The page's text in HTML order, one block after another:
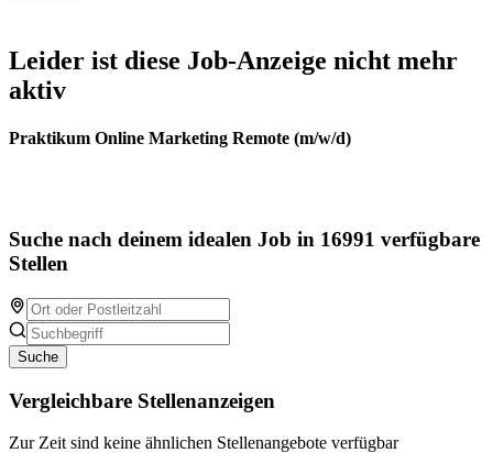
Leider ist diese Job-Anzeige nicht mehr
aktiv
Praktikum Online Marketing Remote (m/w/d)
Suche nach deinem idealen Job in 16991 verfügbare
Stellen
Suche
Vergleichbare Stellenanzeigen
Zur Zeit sind keine ähnlichen Stellenangebote verfügbar